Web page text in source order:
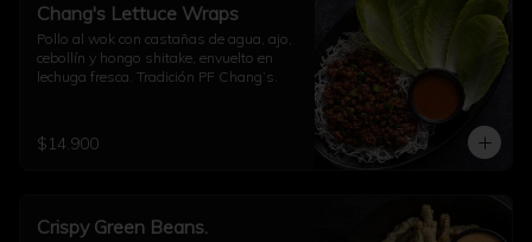
Chang's Lettuce Wraps
Pollo al wok con castañas de agua, ajo,
cebollín y hongo shitake, envuelto en
lechuga fresca. Tradición PF Chang’s.
$14.900
Crispy Green Beans.